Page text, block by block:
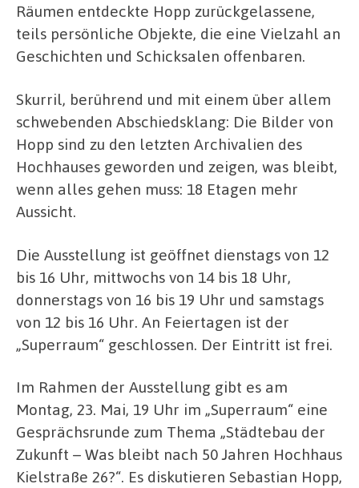
Räumen entdeckte Hopp zurückgelassene,
teils persönliche Objekte, die eine Vielzahl an
Geschichten und Schicksalen offenbaren.
Skurril, berührend und mit einem über allem
schwebenden Abschiedsklang: Die Bilder von
Hopp sind zu den letzten Archivalien des
Hochhauses geworden und zeigen, was bleibt,
wenn alles gehen muss: 18 Etagen mehr
Aussicht.
Die Ausstellung ist geöffnet dienstags von 12
bis 16 Uhr, mittwochs von 14 bis 18 Uhr,
donnerstags von 16 bis 19 Uhr und samstags
von 12 bis 16 Uhr. An Feiertagen ist der
„Superraum“ geschlossen. Der Eintritt ist frei.
Im Rahmen der Ausstellung gibt es am
Montag, 23. Mai, 19 Uhr im „Superraum“ eine
Gesprächsrunde zum Thema „Städtebau der
Zukunft – Was bleibt nach 50 Jahren Hochhaus
Kielstraße 26?“. Es diskutieren Sebastian Hopp,